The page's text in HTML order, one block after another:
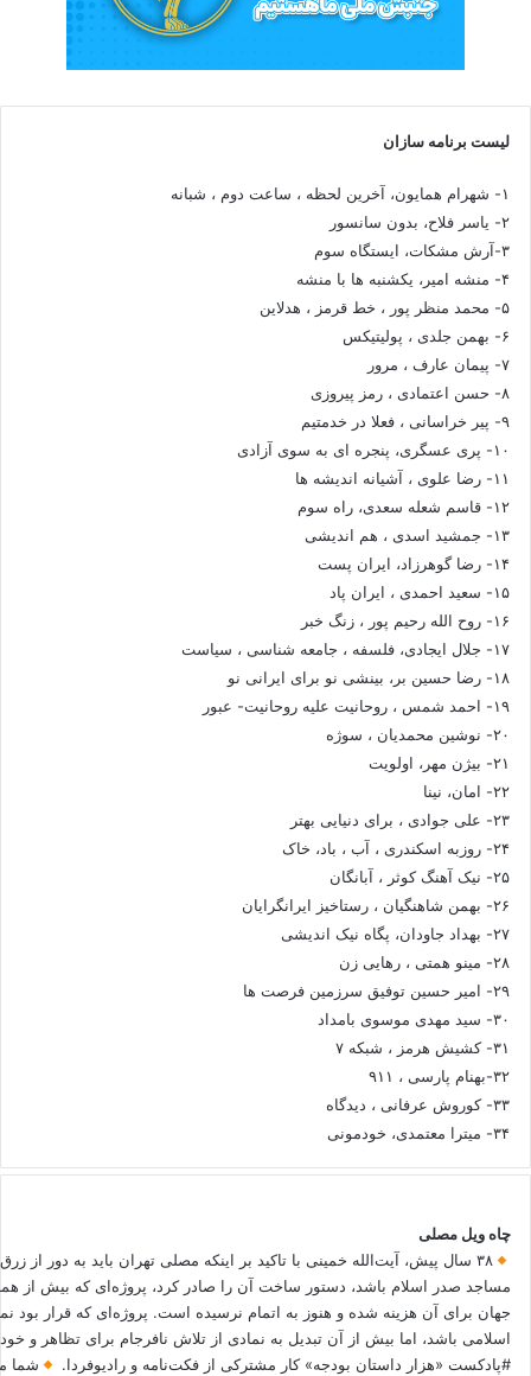
لیست برنامه سازان
۱- شهرام همایون، آخرین لحظه ، ساعت دوم ، شبانه
۲- یاسر فلاح، بدون سانسور
۳-آرش مشکات، ایستگاه سوم
۴- منشه امیر، یکشنبه ها با منشه
۵- محمد منظر پور ، خط قرمز ، هدلاین
۶- بهمن جلدی ، پولیتیکس
۷- پیمان عارف ، مرور
۸- حسن اعتمادی ، رمز پیروزی
۹- پیر خراسانی ، فعلا در خدمتیم
۱۰- پری عسگری، پنجره ای به سوی آزادی
۱۱- رضا علوی ، آشیانه اندیشه ها
۱۲- قاسم شعله سعدی، راه سوم
۱۳- جمشید اسدی ، هم اندیشی
۱۴- رضا گوهرزاد، ایران پست
۱۵- سعید احمدی ، ایران پاد
۱۶- روح الله رحیم پور ، زنگ خبر
۱۷- جلال ایجادی، فلسفه ، جامعه شناسی ، سیاست
۱۸- رضا حسین بر، بینشی نو برای ایرانی نو
۱۹- احمد شمس ، روحانیت علیه روحانیت- عبور
۲۰- نوشین محمدیان ، سوژه
۲۱- بیژن مهر، اولویت
۲۲- امان، نینا
۲۳- علی جوادی ، برای دنیایی بهتر
۲۴- روزبه اسکندری ، آب ، باد، خاک
۲۵- نیک آهنگ کوثر ، آبانگان
۲۶- بهمن شاهنگیان ، رستاخیز ایرانگرایان
۲۷- بهداد جاودان، پگاه نیک اندیشی
۲۸- مینو همتی ، رهایی زن
۲۹- امیر حسین توفیق سرزمین فرصت ها
۳۰- سید مهدی موسوی بامداد
۳۱- کشیش هرمز ، شبکه ۷
۳۲-بهنام پارسی ، ۹۱۱
۳۳- کوروش عرفانی ، دیدگاه
۳۴- میترا معتمدی، خودمونی
چاه ویل مصلی
۳۸ سال پیش، آیت‌الله خمینی با تاکید بر اینکه مصلی تهران باید به دور از
مساجد صدر اسلام باشد، دستور ساخت آن را صادر کرد، پروژه‌ای که بیش از
جهان برای آن هزینه شده و هنوز به اتمام نرسیده است. پروژه‌ای که قرار بود
اسلامی باشد، اما بیش از آن تبدیل به نمادی از تلاش نافرجام برای تظاهر و
#پادکست «هزار داستان بودجه» کار مشترکی از فکت‌نامه و رادیوفردا.
شما